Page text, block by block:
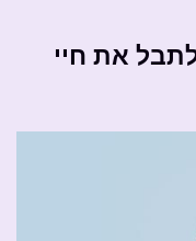
את חיי